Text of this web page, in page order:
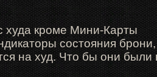
худа кроме Мини-Карты
состояния
на худ. Что бы они